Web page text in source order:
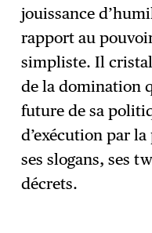
jouissance
rapport au
simpliste. Il
de la domination
future de sa
d’exécution par
ses slogans, ses
décrets.